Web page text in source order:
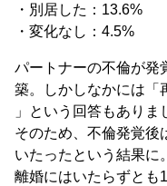
・別居した：13.6%
・変化なし：4.5%
パートナーの不倫が発
築。しかしなかには「
」という回答もありま
そのため、不倫発覚後
いたったという結果に。
離婚にはいたらずとも